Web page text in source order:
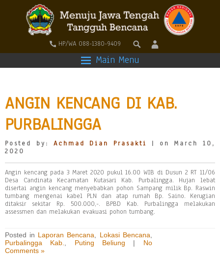
HP/WA 088-1380-9409
Main Menu
ANGIN KENCANG DI KAB.
PURBALINGGA
Posted by: Achmad Dian Prasakti
| on March 10,
2020
Angin kencang pada 3 Maret 2020 pukul 16.00 WIB di Dusun 2 RT 11/06
Desa Candinata Kecamatan Kutasari Kab. Purbalingga. Hujan lebat
disertai angin kencang menyebabkan pohon Sampang milik Bp. Raswin
tumbang mengenai kabel PLN dan atap rumah Bp. Saino. Kerugian
ditaksir sekitar Rp. 500.000,-. BPBD Kab. Purbalingga melakukan
assessmen dan melakukan evakuasi pohon tumbang.
Posted in Laporan Bencana Lokasi Bencana
Purbalingga Kab.
Puting Beliung | No
Comments »